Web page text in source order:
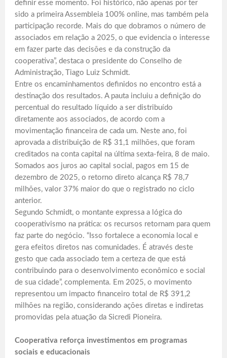
definir esse momento. Foi histórico, não apenas por ter
sido a primeira Assembleia 100% online, mas também pela
participação recorde. Mais do que dobramos o número de
associados em relação a 2025, o que evidencia o interesse
em fazer parte das decisões e da construção da
cooperativa”, destaca o presidente do Conselho de
Administração, Tiago Luiz Schmidt.
Entre os encaminhamentos definidos no encontro está a
destinação dos resultados. A pauta incluiu a definição do
percentual do resultado líquido a ser distribuído
diretamente aos associados, de acordo com a
movimentação financeira de cada um. Neste ano, foi
aprovada a distribuição de R$ 31,1 milhões, que foram
creditados na conta capital na última sexta-feira, 8 de maio.
Somados aos juros ao capital social, pagos em 15 de
dezembro de 2025, o retorno direto alcança R$ 78,7
milhões, valor 37% maior do que o registrado no ciclo
anterior.
Segundo Schmidt, o montante expressa a lógica do
cooperativismo na prática: os recursos retornam para quem
faz parte do negócio. “Isso fortalece a economia local e
gera efeitos diretos nas comunidades. É através deste
gesto que cada associado tem a certeza de que está
contribuindo para o desenvolvimento econômico e social
de sua cidade”, complementa. Em 2025, o movimento
representou um impacto financeiro total de R$ 391,2
milhões na região, considerando ações diretas e indiretas
promovidas pela atuação da Sicredi Pioneira.
Cooperativa reforça investimentos em programas
sociais e educacionais